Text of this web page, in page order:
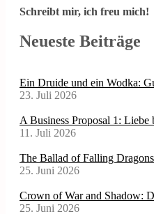
Schreibt mir, ich freu mich!
Neueste Beiträge
Ein Druide und ein Wodka:
23. Juli 2026
A Business Proposal 1: Liebe
11. Juli 2026
The Ballad of Falling
25. Juni 2026
Crown of War and Shadow:
25. Juni 2026